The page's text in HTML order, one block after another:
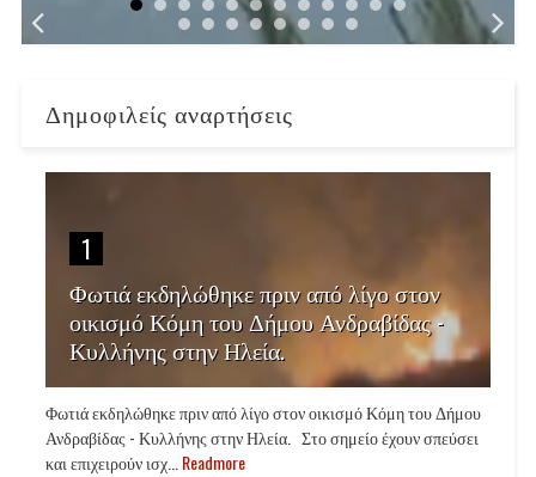
Δημοφιλείς αναρτήσεις
1
Φωτιά εκδηλώθηκε πριν από λίγο στον
οικισμό Κόμη του Δήμου Ανδραβίδας -
Κυλλήνης στην Ηλεία.
Φωτιά εκδηλώθηκε πριν από λίγο στον οικισμό Κόμη του Δήμου
Ανδραβίδας - Κυλλήνης στην Ηλεία. Στο σημείο έχουν σπεύσει
και επιχειρούν ισχ...Readmore